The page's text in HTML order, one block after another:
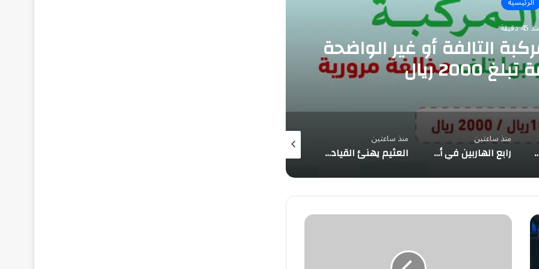
دقيقة
التالفة أو غير الواضحة
ريال
مخالفة بغرامة تبلغ 2000 ريال
منذ ساعتين
رابع الهاربين في أسبوعين.. نموذج «كيمي» الصيني يفلت من بيئة اختبار صممها معهد السلامة البريطاني
منذ ساعتين
العثيم يهنئ القيادة بتوقيع «اتفاقية مكة للدفاع المشترك» ويؤكد: المملكة ترسخ دورها القيادي في صناعة الأمن والاستقرار
منذ 3 ساعات
إنستغرام